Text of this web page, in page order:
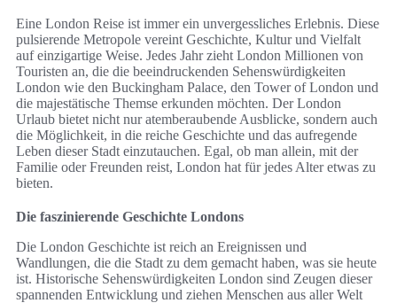
Eine London Reise ist immer ein unvergessliches Erlebnis. Diese
pulsierende Metropole vereint Geschichte, Kultur und Vielfalt
auf einzigartige Weise. Jedes Jahr zieht London Millionen von
Touristen an, die die beeindruckenden Sehenswürdigkeiten
London wie den Buckingham Palace, den Tower of London und
die majestätische Themse erkunden möchten. Der London
Urlaub bietet nicht nur atemberaubende Ausblicke, sondern auch
die Möglichkeit, in die reiche Geschichte und das aufregende
Leben dieser Stadt einzutauchen. Egal, ob man allein, mit der
Familie oder Freunden reist, London hat für jedes Alter etwas zu
bieten.
Die faszinierende Geschichte Londons
Die London Geschichte ist reich an Ereignissen und
Wandlungen, die die Stadt zu dem gemacht haben, was sie heute
ist. Historische Sehenswürdigkeiten London sind Zeugen dieser
spannenden Entwicklung und ziehen Menschen aus aller Welt